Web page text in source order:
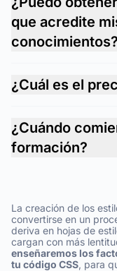
que acredite
conocimientos?
¿Cuál es el
¿Cuándo
formación?
La creación de los
convertirse en un
deriva en hojas de
cargan con más
enseñaremos los
tu código CSS, para